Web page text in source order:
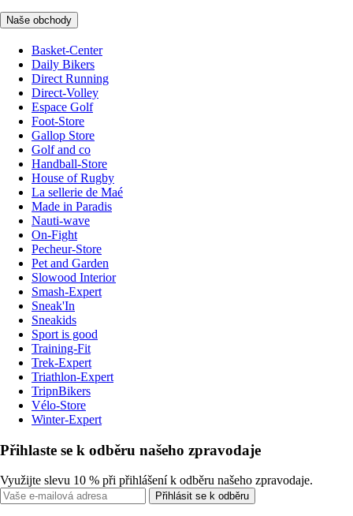
Naše obchody
Basket-Center
Daily Bikers
Direct Running
Direct-Volley
Espace Golf
Foot-Store
Gallop Store
Golf and co
Handball-Store
House of Rugby
La sellerie de Maé
Made in Paradis
Nauti-wave
On-Fight
Pecheur-Store
Pet and Garden
Slowood Interior
Smash-Expert
Sneak'In
Sneakids
Sport is good
Training-Fit
Trek-Expert
Triathlon-Expert
TripnBikers
Vélo-Store
Winter-Expert
Přihlaste se k odběru našeho zpravodaje
Využijte slevu 10 % při přihlášení k odběru našeho zpravodaje.
Přihlásit se k odběru